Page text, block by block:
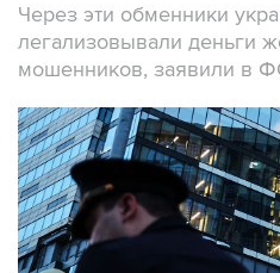
Через эти обменники
легализовывали деньги
мошенников, заявили в